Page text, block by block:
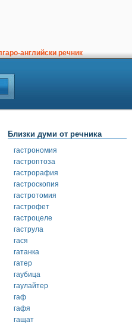
английски речник
Близки думи от речника
гастрономия
гастроптоза
гастрорафия
гастроскопия
гастротомия
гастрофет
гастроцеле
гаструла
гася
гатанка
гатер
гаубица
гаулайтер
гаф
гафя
гащат